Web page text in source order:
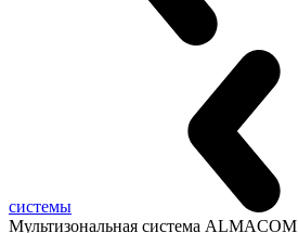
системы
Мультизональная система ALMACOM